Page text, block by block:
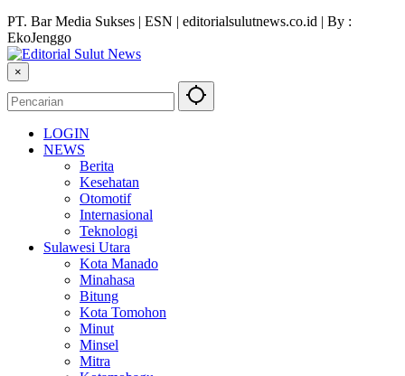
PT. Bar Media Sukses | ESN | editorialsulutnews.co.id | By :
EkoJenggo
×
LOGIN
NEWS
Berita
Kesehatan
Otomotif
Internasional
Teknologi
Sulawesi Utara
Kota Manado
Minahasa
Bitung
Kota Tomohon
Minut
Minsel
Mitra